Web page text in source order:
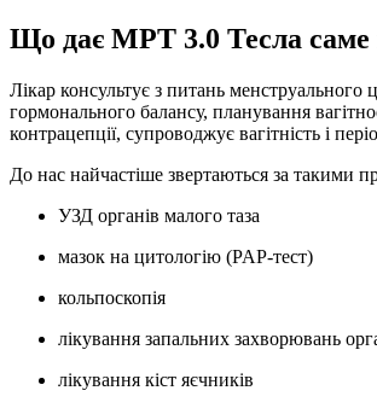
Що дає МРТ 3.0 Тесла саме
Лікар консультує з питань менструального
гормонального балансу, планування
контрацепції, супроводжує вагітність і
До нас найчастіше звертаються за такими
УЗД органів малого таза
мазок на цитологію (PAP-тест)
кольпоскопія
лікування запальних захворювань
лікування кіст яєчників